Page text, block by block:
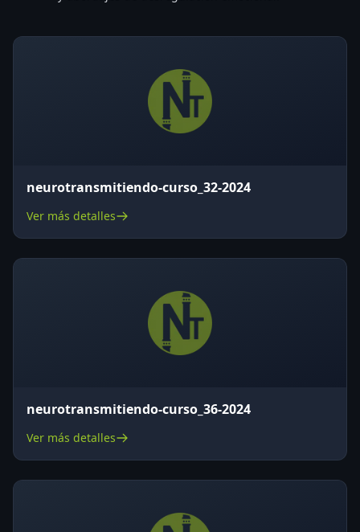
neurotransmitiendo-curso_32-2024
Ver más detalles
neurotransmitiendo-curso_36-2024
Ver más detalles